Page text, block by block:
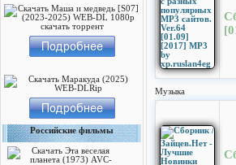
Российские фильмы
Музыка